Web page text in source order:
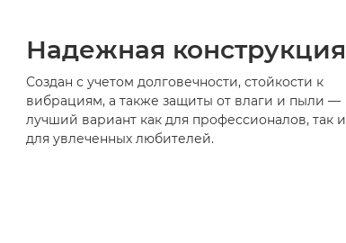
Надежная конструкция
Создан с учетом долговечности, стойкости к
вибрациям, а также защиты от влаги и пыли —
лучший вариант как для профессионалов, так и
для увлеченных любителей.